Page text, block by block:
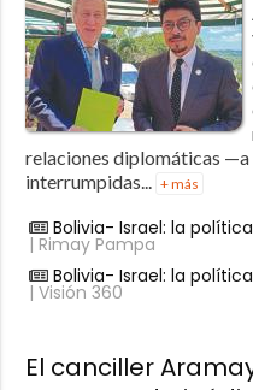
relaciones diplomáticas
interrumpidas... + más
Bolivia- Israel: la
| Rimay Pampa
Bolivia- Israel: la
| Visión 360
El canciller